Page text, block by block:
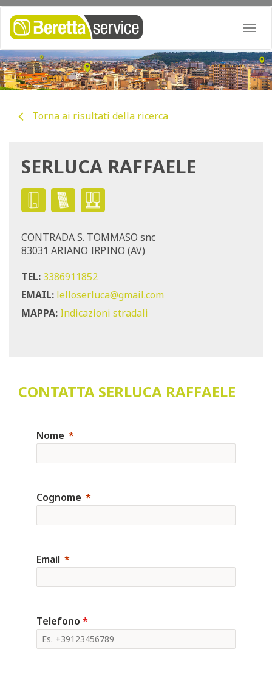
Torna ai risultati della ricerca
SERLUCA RAFFAELE
CONTRADA S. TOMMASO snc
83031 ARIANO IRPINO (AV)
TEL: 3386911852
EMAIL: lelloserluca@gmail.com
MAPPA: Indicazioni stradali
CONTATTA SERLUCA RAFFAELE
Nome
Cognome
Email
Telefono *